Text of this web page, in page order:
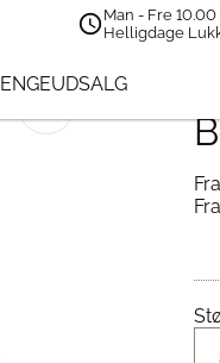
Man - Fre 10.00
Helligdage
🔍